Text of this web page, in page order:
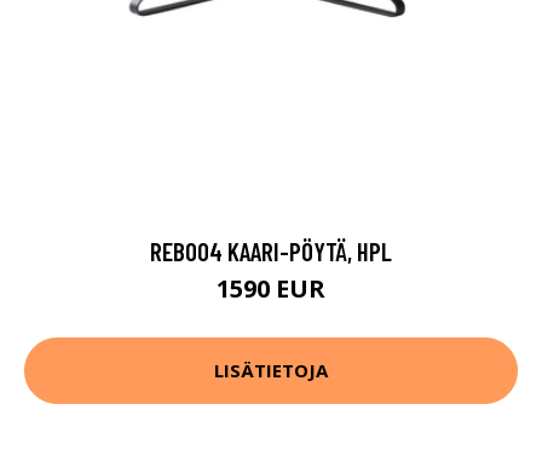
REB004 KAARI-PÖYTÄ, HPL
1590 EUR
LISÄTIETOJA